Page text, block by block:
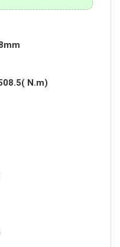
N.m)